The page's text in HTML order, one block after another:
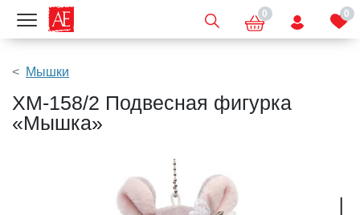
Показать меню 0 0
Мышки
XM-158/2 Подвесная фигурка
«Мышка»